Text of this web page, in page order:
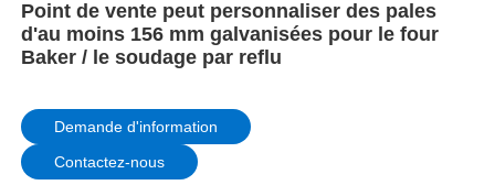
Point de vente peut personnaliser des pales
d'au moins 156 mm galvanisées pour le four
Baker / le soudage par reflu
Demande d'information
Contactez-nous